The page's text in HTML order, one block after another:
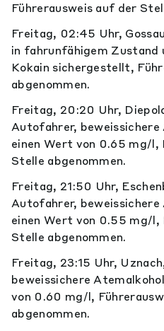
Führerausweis auf der
Freitag, 02:45 Uhr,
in fahrunfähigem Zustand
Kokain sichergestellt,
abgenommen.
Freitag, 20:20 Uhr,
Autofahrer,
einen Wert von 0.65 mg/l,
Stelle abgenommen.
Freitag, 21:50 Uhr,
Autofahrer,
einen Wert von 0.55 mg/l,
Stelle abgenommen.
Freitag, 23:15 Uhr,
beweissichere
von 0.60 mg/l,
abgenommen.